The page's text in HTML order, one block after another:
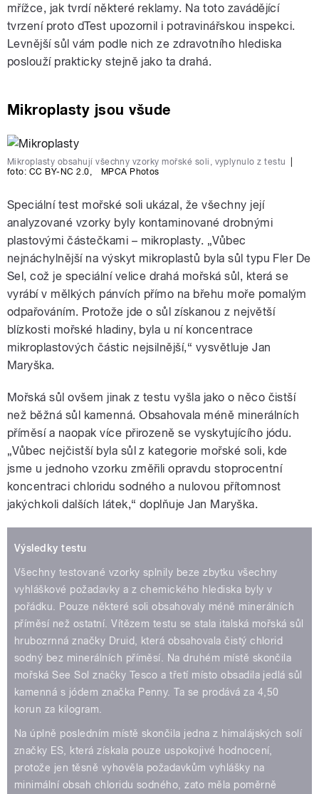
mřížce, jak tvrdí některé reklamy. Na toto zavádějící
tvrzení proto dTest upozornil i potravinářskou inspekci.
Levnější sůl vám podle nich ze zdravotního hlediska
poslouží prakticky stejně jako ta drahá.
Mikroplasty jsou všude
Mikroplasty obsahují všechny vzorky mořské soli, vyplynulo z testu
foto: CC BY-NC 2.0 MPCA Photos
Speciální test mořské soli ukázal, že všechny její
analyzované vzorky byly kontaminované drobnými
plastovými částečkami – mikroplasty. „Vůbec
nejnáchylnější na výskyt mikroplastů byla sůl typu Fler De
Sel, což je speciální velice drahá mořská sůl, která se
vyrábí v mělkých pánvích přímo na břehu moře pomalým
odpařováním. Protože jde o sůl získanou z největší
blízkosti mořské hladiny, byla u ní koncentrace
mikroplastových částic nejsilnější,“ vysvětluje Jan
Maryška.
Mořská sůl ovšem jinak z testu vyšla jako o něco čistší
než běžná sůl kamenná. Obsahovala méně minerálních
příměsí a naopak více přirozeně se vyskytujícího jódu.
„Vůbec nejčistší byla sůl z kategorie mořské soli, kde
jsme u jednoho vzorku změřili opravdu stoprocentní
koncentraci chloridu sodného a nulovou přítomnost
jakýchkoli dalších látek,“ doplňuje Jan Maryška.
Výsledky testu
Všechny testované vzorky splnily beze zbytku všechny
vyhláškové požadavky a z chemického hlediska byly v
pořádku. Pouze některé soli obsahovaly méně minerálních
příměsí než ostatní. Vítězem testu se stala italská mořská sůl
hrubozrnná značky Druid, která obsahovala čistý chlorid
sodný bez minerálních příměsí. Na druhém místě skončila
mořská See Sol značky Tesco a třetí místo obsadila jedlá sůl
kamenná s jódem značka Penny. Ta se prodává za 4,50
korun za kilogram.
Na úplně posledním místě skončila jedna z himalájských solí
značky ES, která získala pouze uspokojivé hodnocení,
protože jen těsně vyhověla požadavkům vyhlášky na
minimální obsah chloridu sodného, zato měla poměrně